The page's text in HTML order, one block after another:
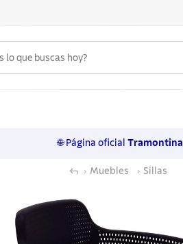
🌐 Página oficial Tramontina
Muebles Sillas